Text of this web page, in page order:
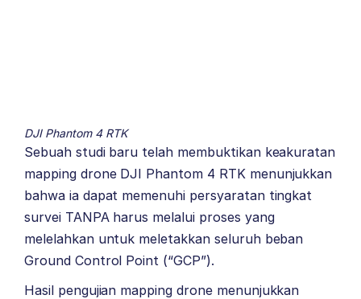
DJI Phantom 4 RTK
Sebuah studi baru telah membuktikan keakuratan
mapping drone DJI Phantom 4 RTK menunjukkan
bahwa ia dapat memenuhi persyaratan tingkat
survei TANPA harus melalui proses yang
melelahkan untuk meletakkan seluruh beban
Ground Control Point (“GCP”).
Hasil pengujian mapping drone menunjukkan